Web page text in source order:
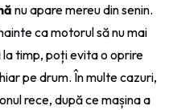
nu apare mereu din senin.
ca motorul să nu mai
timp, poți evita o oprire
pe drum. În multe cazuri,
rece, după ce mașina a